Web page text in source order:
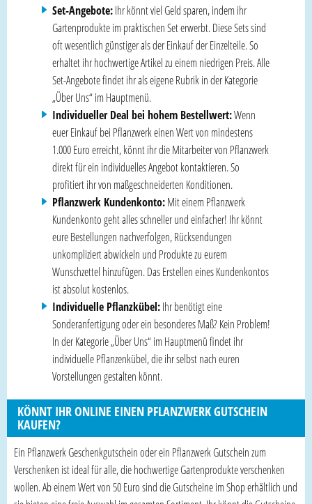
Set-Angebote:Ihr könnt viel Geld sparen, indem ihr
Gartenprodukte im praktischen Set erwerbt. Diese Sets sind
oft wesentlich günstiger als der Einkauf der Einzelteile. So
erhaltet ihr hochwertige Artikel zu einem niedrigen Preis. Alle
Set-Angebote findet ihr als eigene Rubrik in der Kategorie
„Über Uns“ im Hauptmenü.
Individueller Deal bei hohem Bestellwert:Wenn
euer Einkauf bei Pflanzwerk einen Wert von mindestens
1.000 Euro erreicht, könnt ihr die Mitarbeiter von Pflanzwerk
direkt für ein individuelles Angebot kontaktieren. So
profitiert ihr von maßgeschneiderten Konditionen.
Pflanzwerk Kundenkonto:Mit einem Pflanzwerk
Kundenkonto geht alles schneller und einfacher! Ihr könnt
eure Bestellungen nachverfolgen, Rücksendungen
unkompliziert abwickeln und Produkte zu eurem
Wunschzettel hinzufügen. Das Erstellen eines Kundenkontos
ist absolut kostenlos.
Individuelle Pflanzkübel:Ihr benötigt eine
Sonderanfertigung oder ein besonderes Maß? Kein Problem!
In der Kategorie „Über Uns“ im Hauptmenü findet ihr
individuelle Pflanzenkübel, die ihr selbst nach euren
Vorstellungen gestalten könnt.
KÖNNT IHR ONLINE EINEN PFLANZWERK GUTSCHEIN
KAUFEN?
Ein Pflanzwerk Geschenkgutschein oder ein Pflanzwerk Gutschein zum
Verschenken ist ideal für alle, die hochwertige Gartenprodukte verschenken
wollen. Ab einem Wert von 50 Euro sind die Gutscheine im Shop erhältlich und